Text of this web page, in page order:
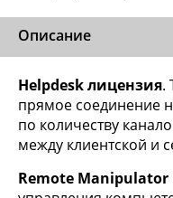
Описание
Helpdesk лицензия.
прямое соединение
по количеству
между клиентской и
Remote Manipulator